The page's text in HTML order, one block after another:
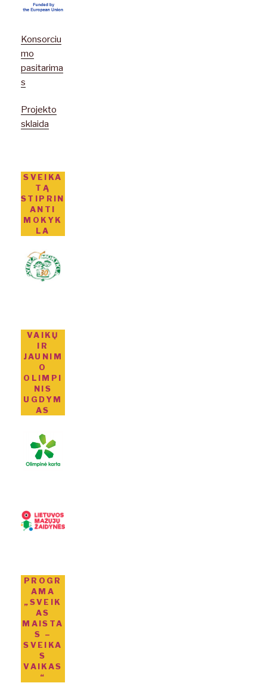
Konsorciu
mo
pasitarima
s
Projekto
sklaida
SVEIKA
TĄ
STIPRIN
ANTI
MOKYK
LA
VAIKŲ
IR
JAUNIM
O
OLIMPI
NIS
UGDYM
AS
PROGR
AMA
„SVEIK
AS
MAISTA
S –
SVEIKA
S
VAIKAS
“